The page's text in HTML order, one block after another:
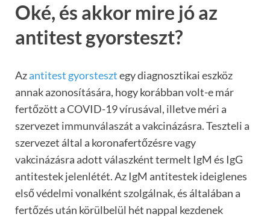
Oké, és akkor mire jó az
antitest gyorsteszt?
Azantitest gyorstesztegy diagnosztikai eszköz
annak azonosítására, hogy korábban volt-e már
fertőzött a COVID-19 vírusával, illetve méri a
szervezet immunválaszát a vakcinázásra. Teszteli a
szervezet által a koronafertőzésre vagy
vakcinázásra adott válaszként termelt IgM és IgG
antitestek jelenlétét. Az IgM antitestek ideiglenes
első védelmi vonalként szolgálnak, és általában a
fertőzés után körülbelül hét nappal kezdenek